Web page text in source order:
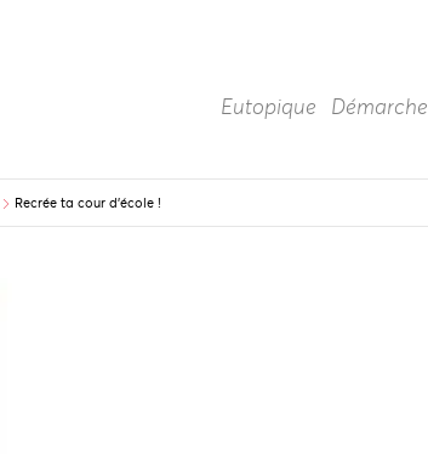
Eutopique Démarche
Recrée ta cour d’école !